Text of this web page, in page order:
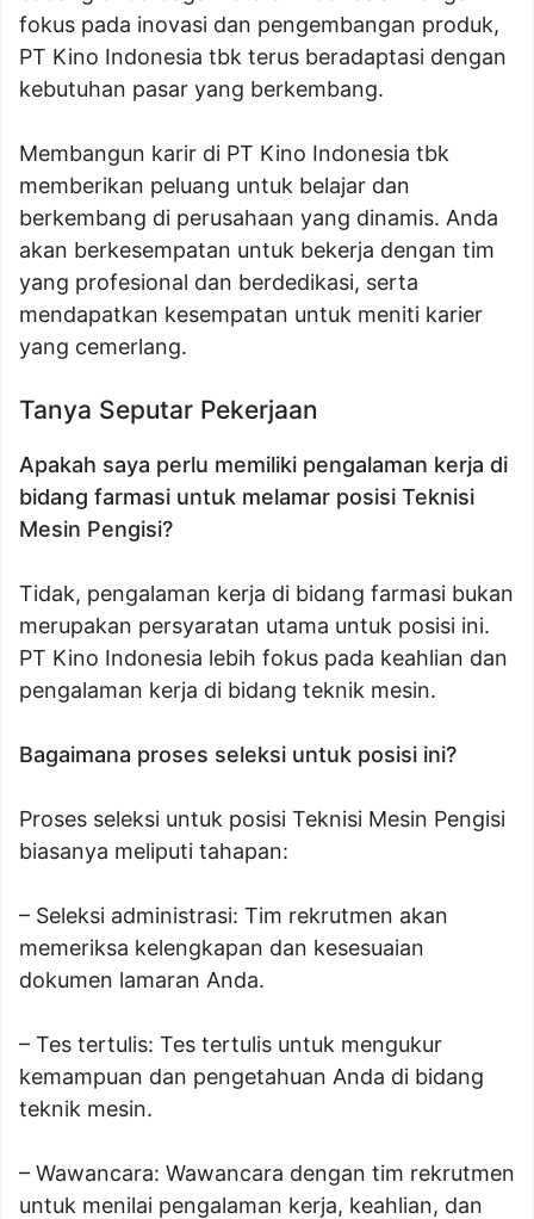
fokus pada inovasi dan pengembangan produk,
PT Kino Indonesia tbk terus beradaptasi dengan
kebutuhan pasar yang berkembang.
Membangun karir di PT Kino Indonesia tbk
memberikan peluang untuk belajar dan
berkembang di perusahaan yang dinamis. Anda
akan berkesempatan untuk bekerja dengan tim
yang profesional dan berdedikasi, serta
mendapatkan kesempatan untuk meniti karier
yang cemerlang.
Tanya Seputar Pekerjaan
Apakah saya perlu memiliki pengalaman kerja di
bidang farmasi untuk melamar posisi Teknisi
Mesin Pengisi?
Tidak, pengalaman kerja di bidang farmasi bukan
merupakan persyaratan utama untuk posisi ini.
PT Kino Indonesia lebih fokus pada keahlian dan
pengalaman kerja di bidang teknik mesin.
Bagaimana proses seleksi untuk posisi ini?
Proses seleksi untuk posisi Teknisi Mesin Pengisi
biasanya meliputi tahapan:
– Seleksi administrasi: Tim rekrutmen akan
memeriksa kelengkapan dan kesesuaian
dokumen lamaran Anda.
– Tes tertulis: Tes tertulis untuk mengukur
kemampuan dan pengetahuan Anda di bidang
teknik mesin.
– Wawancara: Wawancara dengan tim rekrutmen
untuk menilai pengalaman kerja, keahlian, dan